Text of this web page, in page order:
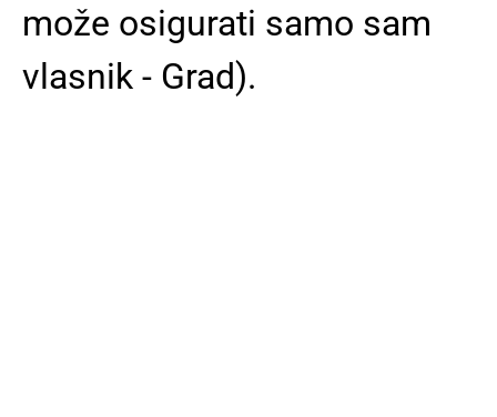
može osigurati samo sam
vlasnik - Grad).